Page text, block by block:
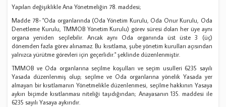
Yapılan değişiklikle Ana Yönetmeliğin 78. maddesi;
Madde 78- "Oda organlarında (Oda Yönetim Kurulu, Oda Onur Kurulu, Oda
Denetleme Kurulu, TMMOB Yönetim Kurulu) görev süresi dolan her üye aynı
organa yeniden seçilebilir. Ancak aynı Oda organında üst üste 3 (üç)
dönemden fazla görev alınamaz. Bu kısıtlama, şube yönetim kurulları açısından
yalnızca yürütme görevleri için geçerlidir." şeklinde düzenlenmiştir.
TMMOB ve Oda organlarına seçilme koşulları ve seçim usulleri 6235 sayılı
Yasada düzenlenmiş olup; seçilme ve Oda organlarına yönelik Yasada yer
almayan bir kısıtlamanın Yönetmelikle düzenlenmesi, seçilme hakkının Yasaya
aykırı biçimde kısıtlanması niteliği taşıdığından; Anayasanın 135. maddesi ile
6235 sayılı Yasaya aykırıdır.